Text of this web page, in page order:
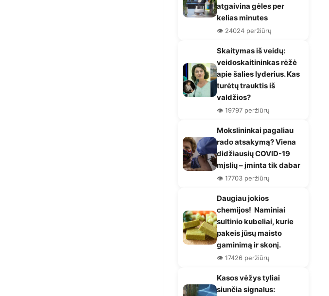
atgaivina gėles per
kelias minutes
👁️ 24024 peržiūrų
Skaitymas iš veidų:
veidoskaitininkas rėžė
apie šalies lyderius. Kas
turėtų trauktis iš
valdžios?
👁️ 19797 peržiūrų
Mokslininkai pagaliau
rado atsakymą? Viena
didžiausių COVID-19
mįslių – įminta tik dabar
👁️ 17703 peržiūrų
Daugiau jokios
chemijos! Naminiai
sultinio kubeliai, kurie
pakeis jūsų maisto
gaminimą ir skonį.
👁️ 17426 peržiūrų
Kasos vėžys tyliai
siunčia signalus: